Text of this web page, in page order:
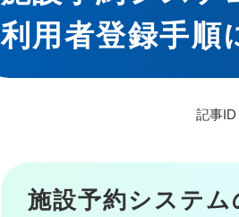
利用者登録手順
記事ID
施設予約システ